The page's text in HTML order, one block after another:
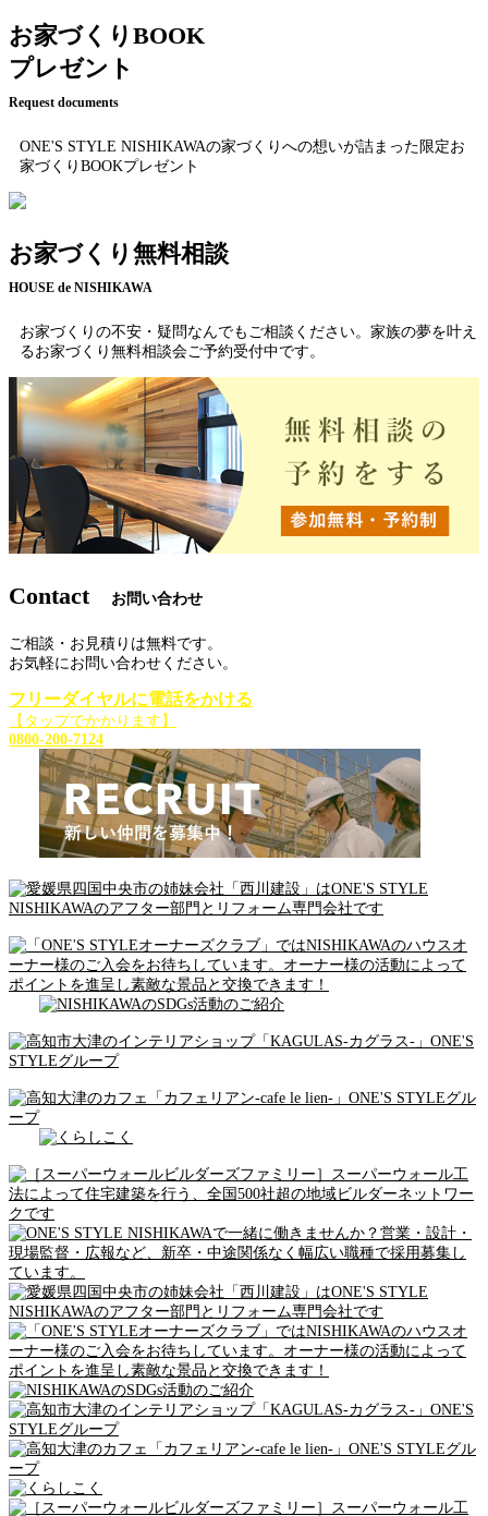
お家づくりBOOK
プレゼント
Request documents
ONE'S STYLE NISHIKAWAの家づくりへの想いが詰まった限定お
家づくりBOOKプレゼント
お家づくり無料相談
HOUSE de NISHIKAWA
お家づくりの不安・疑問なんでもご相談ください。家族の夢を叶え
るお家づくり無料相談会ご予約受付中です。
Contact お問い合わせ
ご相談・お見積りは無料です。
お気軽にお問い合わせください。
フリーダイヤルに電話をかける
【タップでかかります】
0800-200-7124